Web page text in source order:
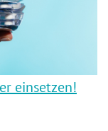
einsetzen!